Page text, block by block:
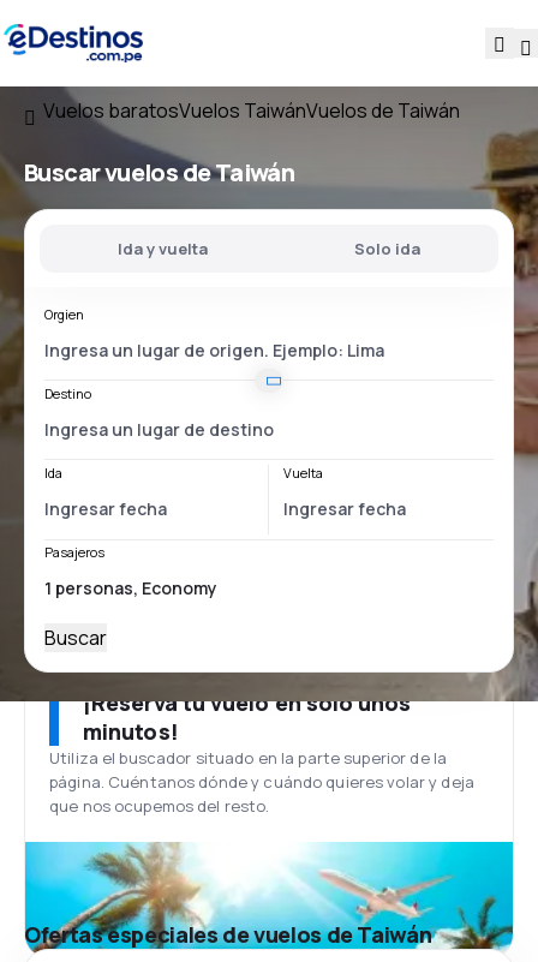
Vuelos baratosVuelos TaiwánVuelos de Taiwán
Buscar vuelosde Taiwán
Ida y vuelta Solo ida
Orgien
Destino
Ida Vuelta
Pasajeros
Buscar
¡Reserva tu vuelo en solo unos
minutos!
Utiliza el buscador situado en la parte superior de la
página. Cuéntanos dónde y cuándo quieres volar y deja
que nos ocupemos del resto.
Ofertas especiales de vuelos de Taiwán